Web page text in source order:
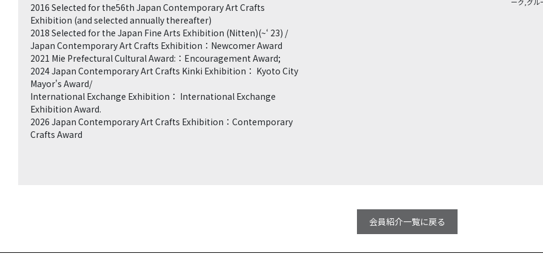
2016 Selected for the56th Japan Contemporary Art Crafts
Exhibition (and selected annually thereafter)
2018 Selected for the Japan Fine Arts Exhibition (Nitten)(~‘ 23) /
Japan Contemporary Art Crafts Exhibition：Newcomer Award
2021 Mie Prefectural Cultural Award:：Encouragement Award;
2024 Japan Contemporary Art Crafts Kinki Exhibition： Kyoto City
Mayor's Award/
International Exchange Exhibition： International Exchange
Exhibition Award.
2026 Japan Contemporary Art Crafts Exhibition：Contemporary
Crafts Award
会員紹介一覧に戻る